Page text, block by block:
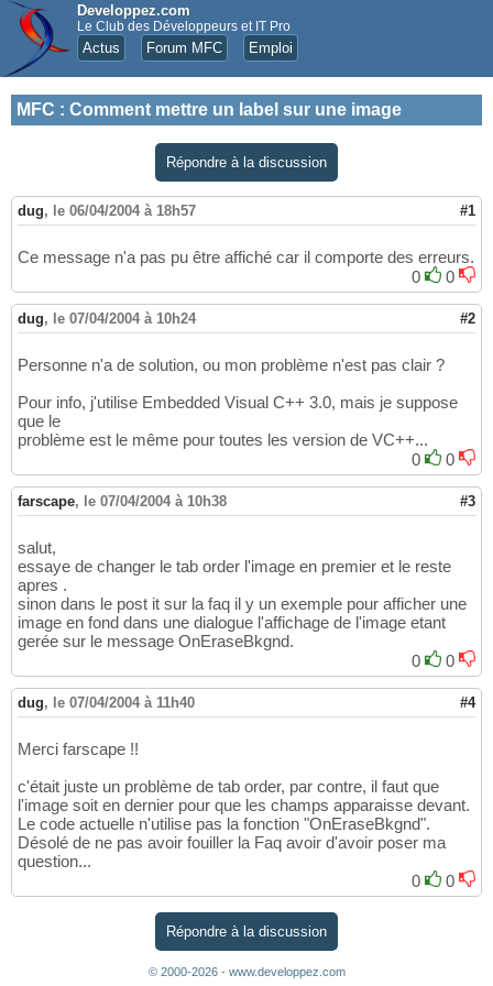
Developpez.com
Le Club des Développeurs et IT Pro
Actus Forum MFC Emploi
MFC : Comment mettre un label sur une image
Répondre à la discussion
dug, le 06/04/2004 à 18h57 #1
Ce message n'a pas pu être affiché car il comporte des erreurs.
0
0
dug, le 07/04/2004 à 10h24 #2
Personne n'a de solution, ou mon problème n'est pas clair ?
Pour info, j'utilise Embedded Visual C++ 3.0, mais je suppose
que le
problème est le même pour toutes les version de VC++...
0
0
farscape, le 07/04/2004 à 10h38 #3
salut,
essaye de changer le tab order l'image en premier et le reste
apres .
sinon dans le post it sur la faq il y un exemple pour afficher une
image en fond dans une dialogue l'affichage de l'image etant
gerée sur le message OnEraseBkgnd.
0
0
dug, le 07/04/2004 à 11h40 #4
Merci farscape !!
c'était juste un problème de tab order, par contre, il faut que
l'image soit en dernier pour que les champs apparaisse devant.
Le code actuelle n'utilise pas la fonction "OnEraseBkgnd".
Désolé de ne pas avoir fouiller la Faq avoir d'avoir poser ma
question...
0
0
Répondre à la discussion
© 2000-2026 - www.developpez.com